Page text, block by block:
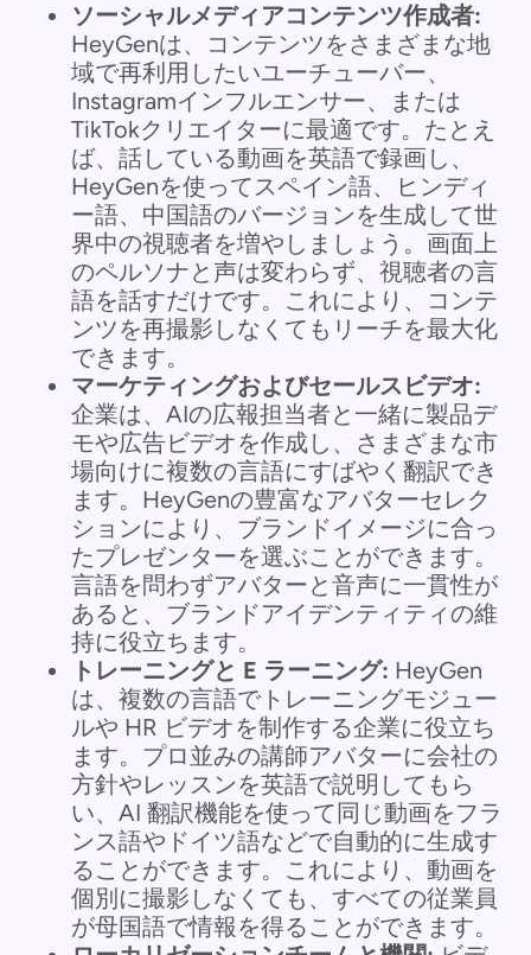
ソーシャルメディアコンテンツ作成者:
HeyGenは、コンテンツをさまざまな地
域で再利用したいユーチューバー、
Instagramインフルエンサー、または
TikTokクリエイターに最適です。たとえ
ば、話している動画を英語で録画し、
HeyGenを使ってスペイン語、ヒンディ
ー語、中国語のバージョンを生成して世
界中の視聴者を増やしましょう。画面上
のペルソナと声は変わらず、視聴者の言
語を話すだけです。これにより、コンテ
ンツを再撮影しなくてもリーチを最大化
できます。
マーケティングおよびセールスビデオ:
企業は、AIの広報担当者と一緒に製品デ
モや広告ビデオを作成し、さまざまな市
場向けに複数の言語にすばやく翻訳でき
ます。HeyGenの豊富なアバターセレク
ションにより、ブランドイメージに合っ
たプレゼンターを選ぶことができます。
言語を問わずアバターと音声に一貫性が
あると、ブランドアイデンティティの維
持に役立ちます。
トレーニングと E ラーニング: HeyGen
は、複数の言語でトレーニングモジュー
ルや HR ビデオを制作する企業に役立ち
ます。プロ並みの講師アバターに会社の
方針やレッスンを英語で説明してもら
い、AI 翻訳機能を使って同じ動画をフラ
ンス語やドイツ語などで自動的に生成す
ることができます。これにより、動画を
個別に撮影しなくても、すべての従業員
が母国語で情報を得ることができます。